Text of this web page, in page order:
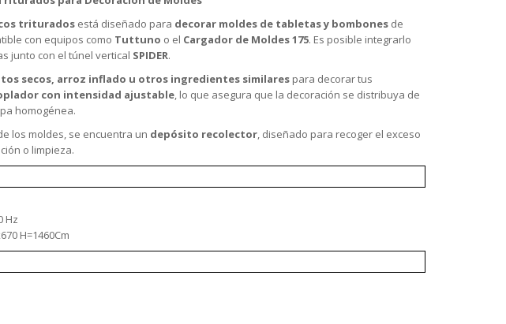
triturados está diseñado para decorar moldes de tabletas y bombones de
con equipos como Tuttuno o el Cargador de Moldes 175. Es posible integrarlo
junto con el túnel vertical SPIDER.
secos, arroz inflado u otros ingredientes similares para decorar tus
con intensidad ajustable, lo que asegura que la decoración se distribuya de
homogénea.
los moldes, se encuentra un depósito recolector, diseñado para recoger el exceso
o limpieza.
Hz
H=1460Cm